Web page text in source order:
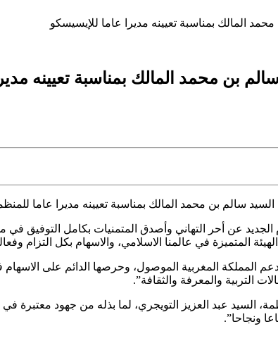
المالك بمناسبة تعيينه مديرا عاما للإيسيسكو
بن محمد المالك بمناسبة تعيينه
سالم بن محمد المالك بمناسبة تعيينه مديرا عاما
الجديد عن أحر التهاني وأصدق المتمنيات بكامل التوفيق
المتميزة في عالمنا الاسلامي، والاسهام بكل التزام
المملكة المغربية الموصول، وحرصها الدائم على
التربية والمعرفة والثقافة”.
السيد عبد العزيز التويجري، لما بذله من جهود
ونجاحا”.